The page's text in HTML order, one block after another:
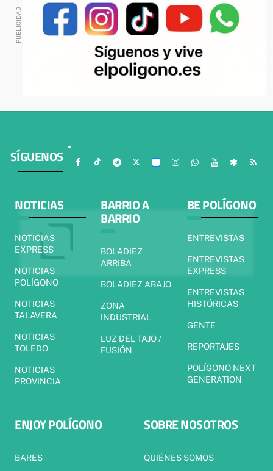
SÍGUENOS
NOTICIAS
NOTICIAS
EXPRESS
NOTICIAS
POLÍGONO
NOTICIAS
TALAVERA
NOTICIAS
TOLEDO
NOTICIAS
PROVINCIA
BARRIO A
BARRIO
BOLADIEZ
ARRIBA
BOLADIEZ ABAJO
ZONA
INDUSTRIAL
LUZ DEL TAJO /
FUSIÓN
BE POLÍGONO
ENTREVISTAS
ENTREVISTAS
EXPRESS
ENTREVISTAS
HISTÓRICAS
GENTE
REPORTAJES
POLÍGONO NEXT
GENERATION
ENJOY POLÍGONO
BARES
SOBRE NOSOTROS
QUIÉNES SOMOS